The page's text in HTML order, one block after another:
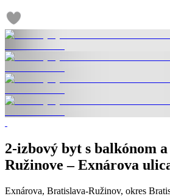
2-izbový byt s balkónom
Ružinove – Exnárova
Exnárova, Bratislava-Ružinov, okres